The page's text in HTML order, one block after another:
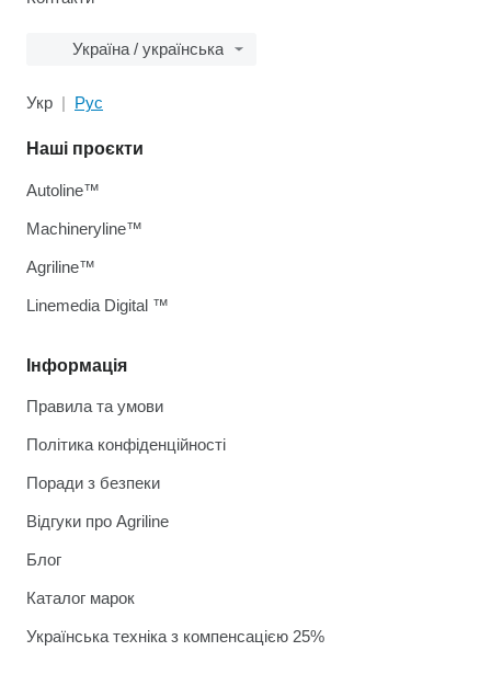
Україна / українська
Укр Рус
Інформація
Правила та умови
Політика конфіденційності
Поради з безпеки
Відгуки про Agriline
Блог
Каталог марок
Українська техніка з компенсацією 25%
Наші проєкти
Autoline™
Machineryline™
Agriline™
Linemedia Digital ™